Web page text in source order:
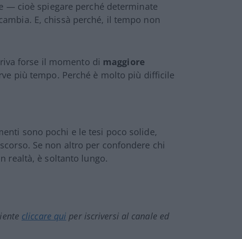
— cioè spiegare perché determinate
E, chissà perché, il tempo non
forse il momento di maggiore
più tempo. Perché è molto più difficile
sono pochi e le tesi poco solide,
Se non altro per confondere chi
realtà, è soltanto lungo.
cliccare qui per iscriversi al canale ed